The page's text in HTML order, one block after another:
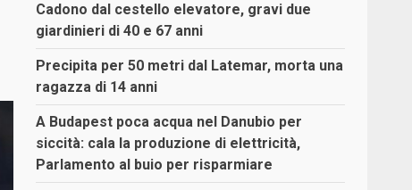
Cadono dal cestello elevatore, gravi due
giardinieri di 40 e 67 anni
Precipita per 50 metri dal Latemar, morta una
ragazza di 14 anni
A Budapest poca acqua nel Danubio per
siccità: cala la produzione di elettricità,
Parlamento al buio per risparmiare